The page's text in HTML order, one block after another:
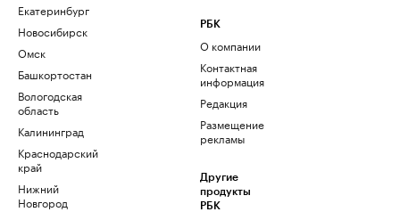
Екатеринбург
Новосибирск
Омск
Башкортостан
Вологодская
область
Калининград
Краснодарский
край
Нижний
Новгород
РБК
О компании
Контактная
информация
Редакция
Размещение
рекламы
Другие
продукты
РБК